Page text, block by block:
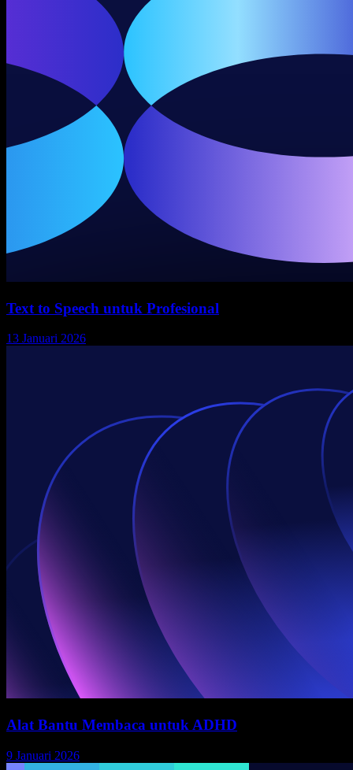
Text to Speech untuk Profesional
13 Januari 2026
Alat Bantu Membaca untuk ADHD
9 Januari 2026